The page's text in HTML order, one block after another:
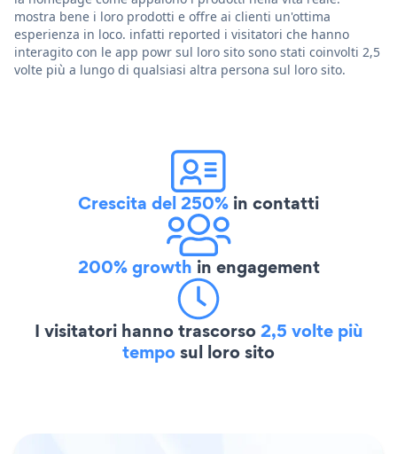
mostra bene i loro prodotti e offre ai clienti un'ottima
esperienza in loco. infatti reported i visitatori che hanno
interagito con le app powr sul loro sito sono stati coinvolti 2,5
volte più a lungo di qualsiasi altra persona sul loro sito.
Crescita del 250% in contatti
200% growth in engagement
I visitatori hanno trascorso2,5 volte più
temposul loro sito